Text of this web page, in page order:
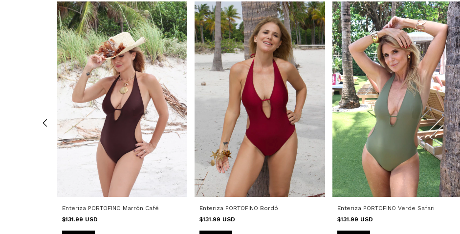
Enteriza PORTOFINO Marrón Café
$131.99 USD
Enteriza PORTOFINO Bordó
$131.99 USD
Enteriza PORTOFINO Verde Safari
$131.99 USD